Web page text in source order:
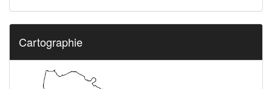
Cartographie